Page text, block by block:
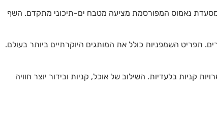
מסעדת נאמוס המפורסמת מציעה מטבח ים-תיכוני מתקדם. השף
תפריט השמפניות כולל את המותגים היוקרתיים ביותר בעולם.
קניות בלעדיות. השילוב של אוכל, קניות ובידור יוצר חוויה